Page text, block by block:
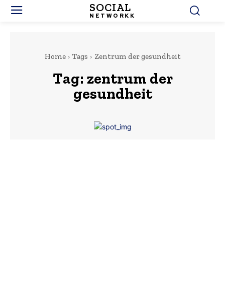
SOCIAL
NETWORKK
Home Tags Zentrum der gesundheit
Tag: zentrum der
gesundheit